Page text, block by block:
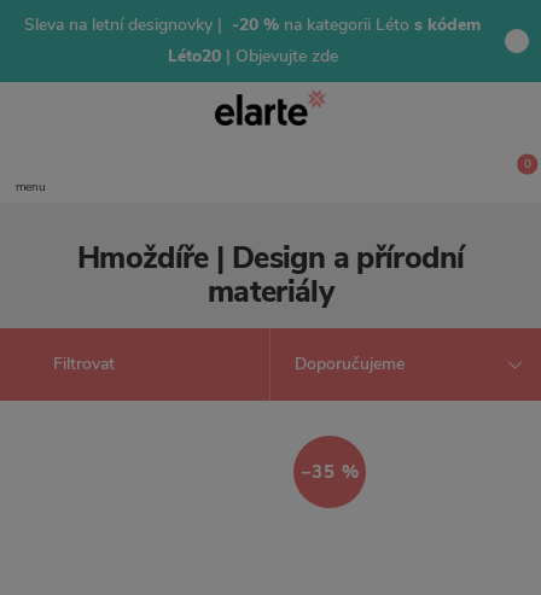
Sleva na letní designovky | -20 % na kategorii Léto s kódem
Léto20 | Objevujte zde
menu
0
Hmoždíře | Design a přírodní
materiály
Filtrovat
−35 %